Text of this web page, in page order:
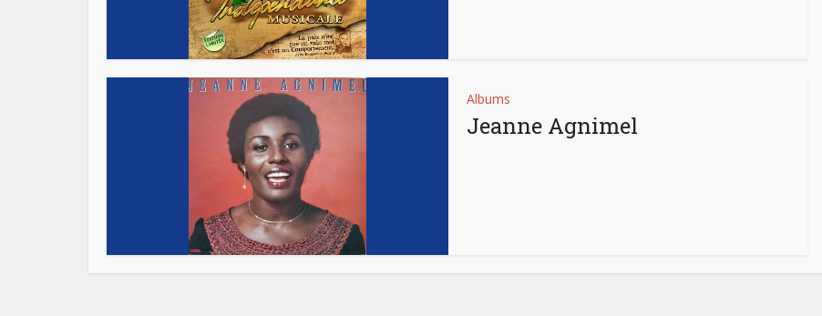
Albums
Jeanne Agnimel